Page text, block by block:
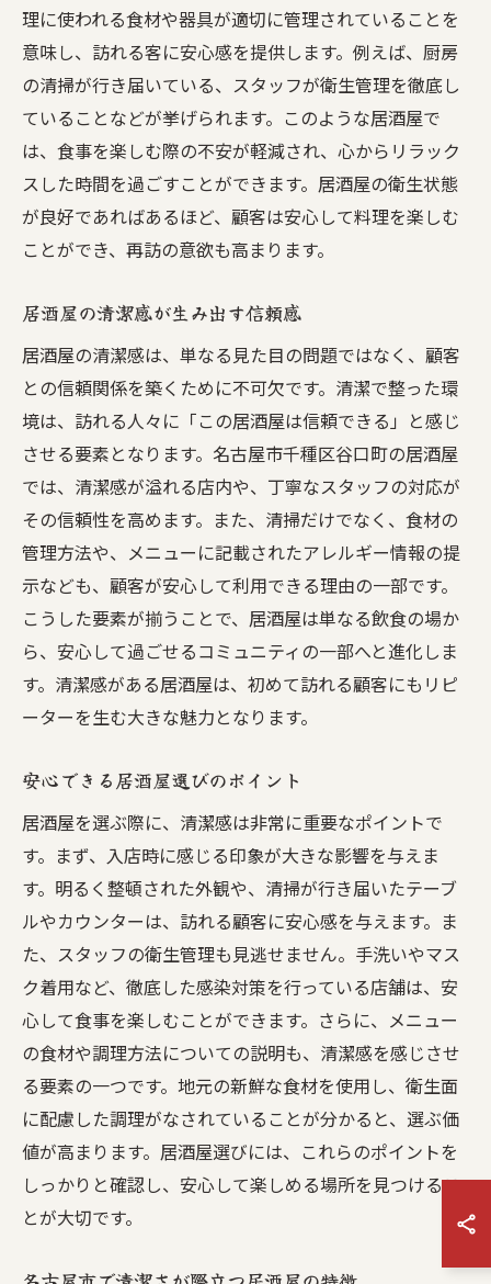
理に使われる食材や器具が適切に管理されていることを
意味し、訪れる客に安心感を提供します。例えば、厨房
の清掃が行き届いている、スタッフが衛生管理を徹底し
ていることなどが挙げられます。このような居酒屋で
は、食事を楽しむ際の不安が軽減され、心からリラック
スした時間を過ごすことができます。居酒屋の衛生状態
が良好であればあるほど、顧客は安心して料理を楽しむ
ことができ、再訪の意欲も高まります。
居酒屋の清潔感が生み出す信頼感
居酒屋の清潔感は、単なる見た目の問題ではなく、顧客
との信頼関係を築くために不可欠です。清潔で整った環
境は、訪れる人々に「この居酒屋は信頼できる」と感じ
させる要素となります。名古屋市千種区谷口町の居酒屋
では、清潔感が溢れる店内や、丁寧なスタッフの対応が
その信頼性を高めます。また、清掃だけでなく、食材の
管理方法や、メニューに記載されたアレルギー情報の提
示なども、顧客が安心して利用できる理由の一部です。
こうした要素が揃うことで、居酒屋は単なる飲食の場か
ら、安心して過ごせるコミュニティの一部へと進化しま
す。清潔感がある居酒屋は、初めて訪れる顧客にもリピ
ーターを生む大きな魅力となります。
安心できる居酒屋選びのポイント
居酒屋を選ぶ際に、清潔感は非常に重要なポイントで
す。まず、入店時に感じる印象が大きな影響を与えま
す。明るく整頓された外観や、清掃が行き届いたテーブ
ルやカウンターは、訪れる顧客に安心感を与えます。ま
た、スタッフの衛生管理も見逃せません。手洗いやマス
ク着用など、徹底した感染対策を行っている店舗は、安
心して食事を楽しむことができます。さらに、メニュー
の食材や調理方法についての説明も、清潔感を感じさせ
る要素の一つです。地元の新鮮な食材を使用し、衛生面
に配慮した調理がなされていることが分かると、選ぶ価
値が高まります。居酒屋選びには、これらのポイントを
しっかりと確認し、安心して楽しめる場所を見つけるこ
とが大切です。